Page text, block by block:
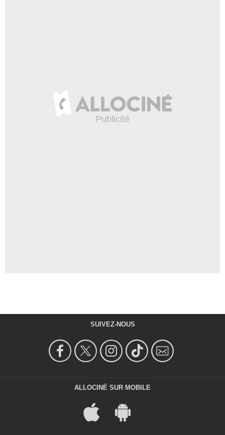
SUIVEZ-NOUS
ALLOCINÉ SUR MOBILE